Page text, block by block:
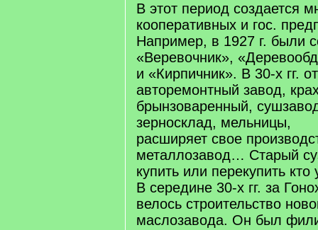
В этот период создается
кооперативных и гос.
Например, в 1927 г. были
«Веревочник»,
и «Кирпичник». В 30-х гг.
авторемонтный завод,
брынзоваренный,
зерносклад, мельницы,
расширяет свое
металлозавод… Старый
купить или перекупить кто
В середине 30-х гг. за
велось строительство
маслозавода. Он был